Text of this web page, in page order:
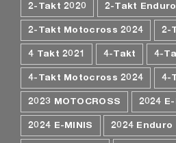
2-Takt 2020 2-Takt
2-Takt Motocross 2024 2-
4 Takt 2021 4-Takt 4-
4-Takt Motocross 2024 4-
2023 MOTOCROSS 2024
2024 E-MINIS 2024 Enduro